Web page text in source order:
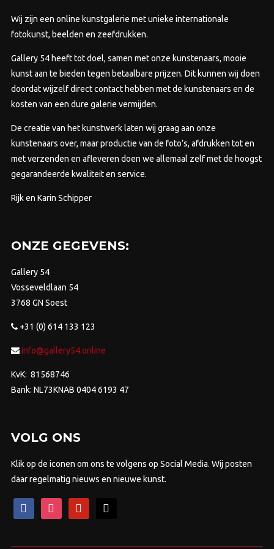
worden
op
productpagina
Wij zijn een online kunstgalerie met unieke internationale
fotokunst, beelden en zeefdrukken.
Gallery 54 heeft tot doel, samen met onze kunstenaars, mooie
kunst aan te bieden tegen betaalbare prijzen. Dit kunnen wij doen
doordat wijzelf direct contact hebben met de kunstenaars en de
kosten van een dure galerie vermijden.
De creatie van het kunstwerk laten wij graag aan onze
kunstenaars over, maar productie van de foto’s, afdrukken tot en
met verzenden en afleveren doen we allemaal zelf met de hoogst
gegarandeerde kwaliteit en service.
Rijk en Karin Schipper
ONZE GEGEVENS:
Gallery 54
Vosseveldlaan 54
3768 GN Soest
+31 (0) 614 133 123
info@gallery54.online
KvK: 81568746
Bank: NL73KNAB 0404 6193 47
VOLG ONS
Klik op de iconen om ons te volgens op Social Media. Wij posten
daar regelmatig nieuws en nieuwe kunst.
facebookinstagrampinterest mail